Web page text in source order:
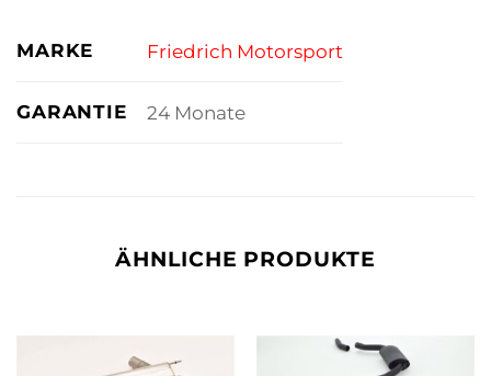
MARKE Friedrich Motorsport
GARANTIE 24 Monate
ÄHNLICHE PRODUKTE